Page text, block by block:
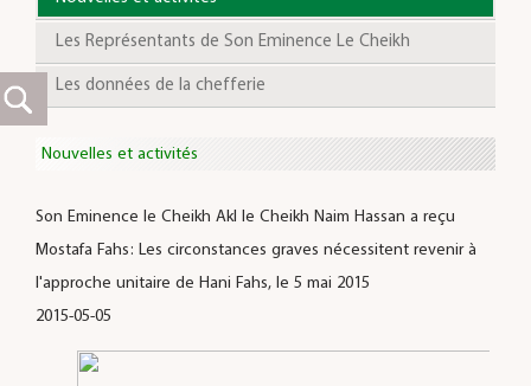
Les Représentants de Son Eminence Le Cheikh
Les données de la chefferie
Nouvelles et activités
Son Eminence le Cheikh Akl le Cheikh Naim Hassan a reçu
Mostafa Fahs: Les circonstances graves nécessitent revenir à
l'approche unitaire de Hani Fahs, le 5 mai 2015
2015-05-05